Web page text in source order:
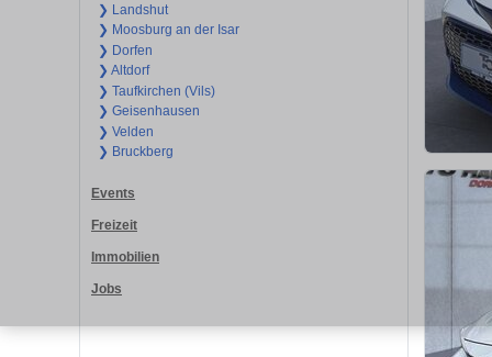
❯ Landshut
❯ Moosburg an der Isar
❯ Dorfen
❯ Altdorf
❯ Taufkirchen (Vils)
❯ Geisenhausen
❯ Velden
❯ Bruckberg
Events
Freizeit
Immobilien
Jobs